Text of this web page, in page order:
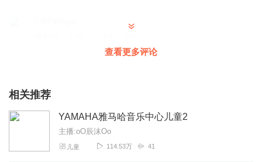
呵呵健康快乐 退了吧
2022-02-10
海贼王索隆之王
查看更多评论
相关推荐
YAMAHA雅马哈音乐中心儿童2
主播:oO辰沫Oo
儿童 114.53万 41